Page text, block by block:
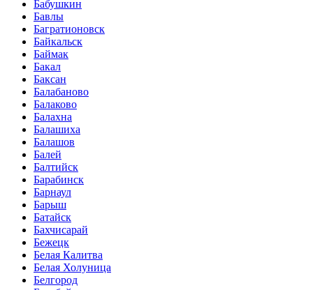
Бабушкин
Бавлы
Багратионовск
Байкальск
Баймак
Бакал
Баксан
Балабаново
Балаково
Балахна
Балашиха
Балашов
Балей
Балтийск
Барабинск
Барнаул
Барыш
Батайск
Бахчисарай
Бежецк
Белая Калитва
Белая Холуница
Белгород